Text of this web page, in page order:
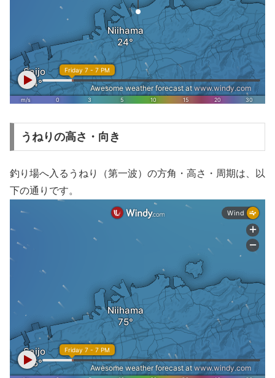
うねりの高さ・向き
釣り場へ入るうねり（第一波）の方角・高さ・周期は、以
下の通りです。